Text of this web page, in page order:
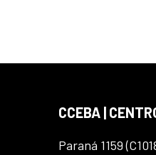
CCEBA |
Paraná 1159